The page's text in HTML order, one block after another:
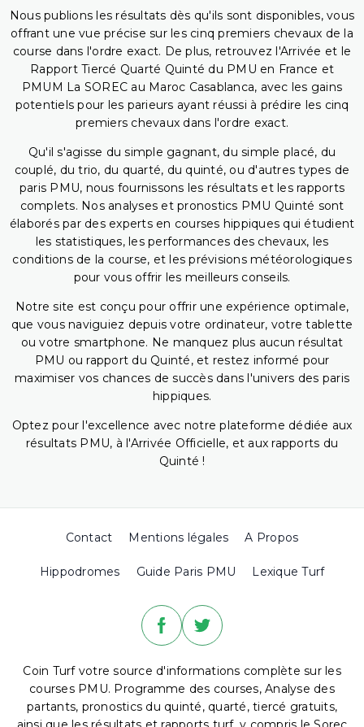
Nous publions les résultats dès qu'ils sont disponibles, vous
offrant une vue précise sur les cinq premiers chevaux de la
course dans l'ordre exact. De plus, retrouvez l'Arrivée et le
Rapport Tiercé Quarté Quinté du PMU en France et
PMUM La SOREC au Maroc Casablanca, avec les gains
potentiels pour les parieurs ayant réussi à prédire les cinq
premiers chevaux dans l'ordre exact.
Qu'il s'agisse du simple gagnant, du simple placé, du
couplé, du trio, du quarté, du quinté, ou d'autres types de
paris PMU, nous fournissons les résultats et les rapports
complets. Nos analyses et pronostics PMU Quinté sont
élaborés par des experts en courses hippiques qui étudient
les statistiques, les performances des chevaux, les
conditions de la course, et les prévisions météorologiques
pour vous offrir les meilleurs conseils.
Notre site est conçu pour offrir une expérience optimale,
que vous naviguiez depuis votre ordinateur, votre tablette
ou votre smartphone. Ne manquez plus aucun résultat
PMU ou rapport du Quinté, et restez informé pour
maximiser vos chances de succès dans l'univers des paris
hippiques.
Optez pour l'excellence avec notre plateforme dédiée aux
résultats PMU, à l'Arrivée Officielle, et aux rapports du
Quinté !
Contact Mentions légales A Propos
Hippodromes Guide Paris PMU Lexique Turf
Coin Turf votre source d'informations complète sur les
courses PMU. Programme des courses, Analyse des
partants, pronostics du quinté, quarté, tiercé gratuits,